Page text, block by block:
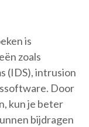
is
zoals
(IDS), intrusion
Door
kun je beter
bijdragen